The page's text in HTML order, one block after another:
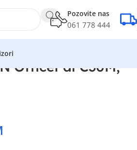
Pozovite nas
061 778 444
OfficePal C30M,